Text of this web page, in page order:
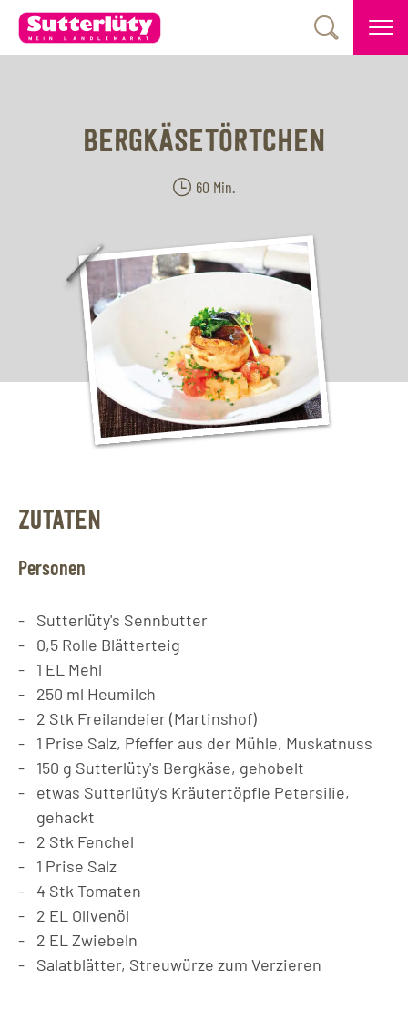
BERGKÄSETÖRTCHEN
60 Min.
ZUTATEN
Personen
Sutterlüty's Sennbutter
0,5 Rolle Blätterteig
1 EL Mehl
250 ml Heumilch
2 Stk Freilandeier (Martinshof)
1 Prise Salz, Pfeffer aus der Mühle, Muskatnuss
150 g Sutterlüty's Bergkäse, gehobelt
etwas Sutterlüty's Kräutertöpfle Petersilie,
gehackt
2 Stk Fenchel
1 Prise Salz
4 Stk Tomaten
2 EL Olivenöl
2 EL Zwiebeln
Salatblätter, Streuwürze zum Verzieren